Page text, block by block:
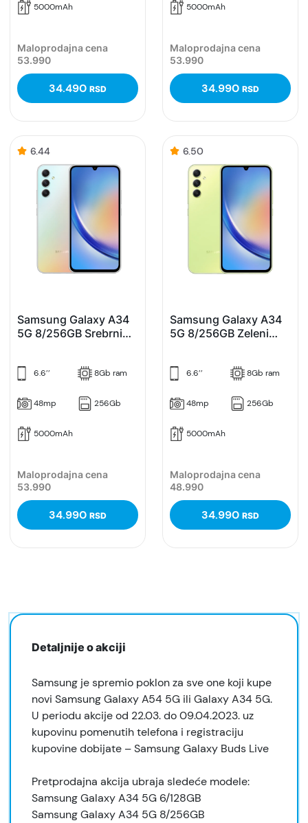
5000mAh
Maloprodajna cena
53.990
34.490 RSD
5000mAh
Maloprodajna cena
53.990
34.990 RSD
6.44
Samsung Galaxy A34
5G 8/256GB Srebrni
6.6’’ 8Gb ram
48mp 256Gb
5000mAh
Maloprodajna cena
53.990
34.990 RSD
6.50
Samsung Galaxy A34
5G 8/256GB Zeleni
6.6’’ 8Gb ram
48mp 256Gb
5000mAh
Maloprodajna cena
48.990
34.990 RSD
Detaljnije o akciji
Samsung je spremio poklon za sve one koji kupe
novi Samsung Galaxy A54 5G ili Galaxy A34 5G.
U periodu akcije od 22.03. do 09.04.2023. uz
kupovinu pomenutih telefona i registraciju
kupovine dobijate – Samsung Galaxy Buds Live
Pretprodajna akcija ubraja sledeće modele:
Samsung Galaxy A34 5G 6/128GB
Samsung Galaxy A34 5G 8/256GB